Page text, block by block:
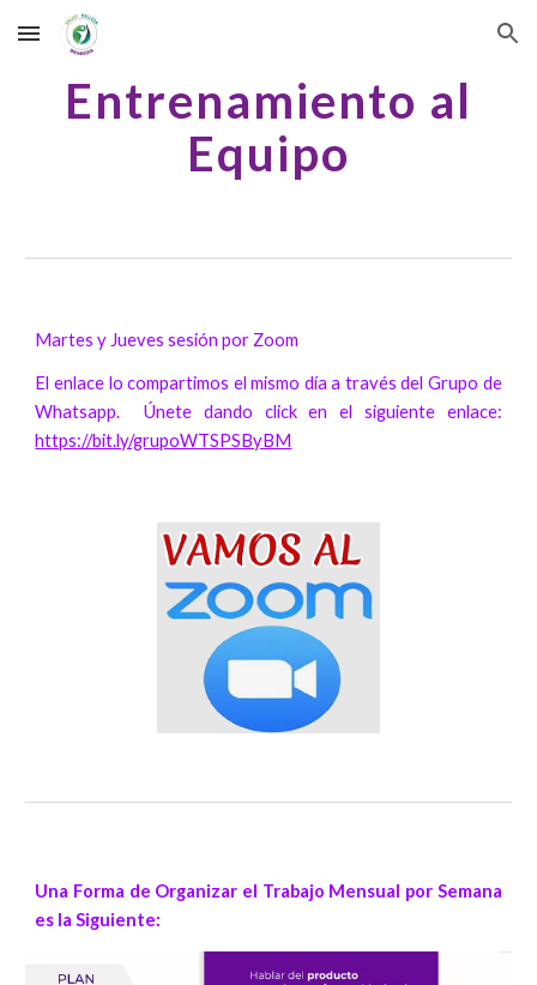
Skip to main content Skip to navigation
Entrenamiento al
Equipo
Martes y Jueves sesión por Zoom
El enlace lo compartimos el mismo día a través del Grupo de
Whatsapp. Únete dando click en el siguiente enlace:
https://bit.ly/grupoWTSPSByBM
Una Forma de Organizar el Trabajo Mensual por Semana
es la Siguiente: